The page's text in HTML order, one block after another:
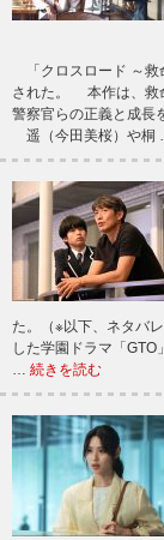
「クロスロード ～救
された。 本作は、救
警察官らの正義と成長
遥（今田美桜）や桐
た。（※以下、ネタバ
した学園ドラマ「
続きを読む